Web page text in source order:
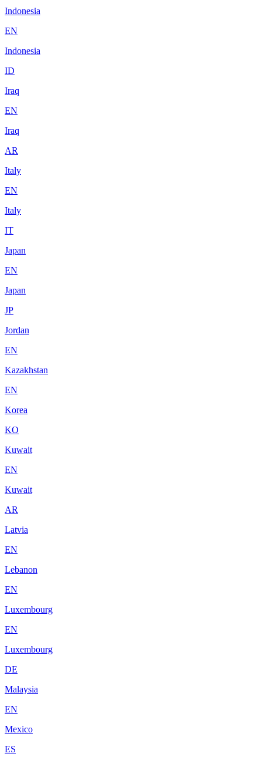
Indonesia
EN
Indonesia
ID
Iraq
EN
Iraq
AR
Italy
EN
Italy
IT
Japan
EN
Japan
JP
Jordan
EN
Kazakhstan
EN
Korea
KO
Kuwait
EN
Kuwait
AR
Latvia
EN
Lebanon
EN
Luxembourg
EN
Luxembourg
DE
Malaysia
EN
Mexico
ES